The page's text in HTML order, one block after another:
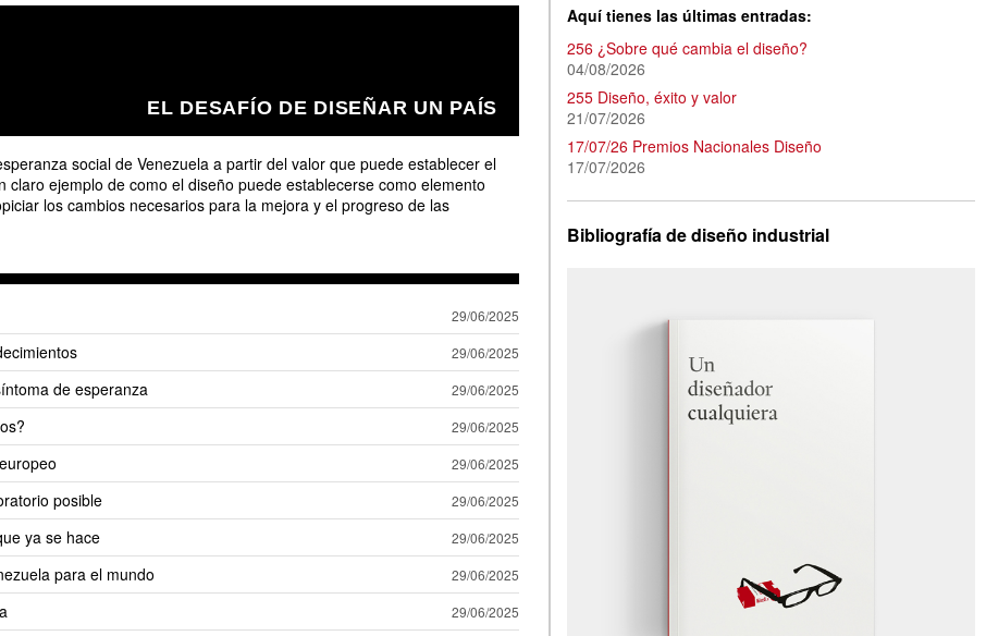
EL DESAFÍO DE DISEÑAR UN PAÍS
social de Venezuela a partir del valor que puede establecer el
claro ejemplo de como el diseño puede establecerse como elemento
los cambios necesarios para la mejora y el progreso de las
29/06/2025
29/06/2025
de esperanza
29/06/2025
29/06/2025
29/06/2025
posible
29/06/2025
ya se hace
29/06/2025
para el mundo
29/06/2025
29/06/2025
Aquí tienes las últimas entradas:
256 ¿Sobre qué cambia el diseño?
04/08/2026
255 Diseño, éxito y valor
21/07/2026
17/07/26 Premios Nacionales Diseño
17/07/2026
Bibliografía de diseño industrial